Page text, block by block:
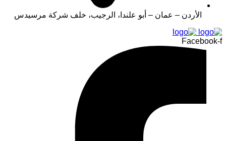
الأردن – عمان – أبو علندا، الرجيب، خلف شركة مرسيدس
Facebook-f